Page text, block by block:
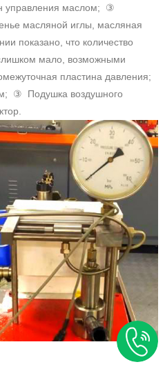
управления маслом; ③
масляной иглы, масляная
показано, что количество
мало, возможными
пластина давления;
③ Подушка воздушного